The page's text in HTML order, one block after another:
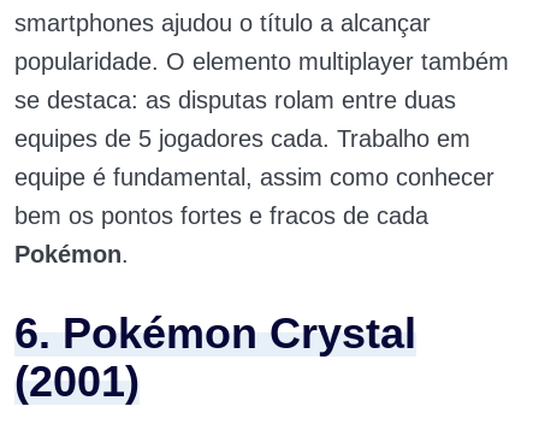
smartphones ajudou o título a alcançar
popularidade. O elemento multiplayer também
se destaca: as disputas rolam entre duas
equipes de 5 jogadores cada. Trabalho em
equipe é fundamental, assim como conhecer
bem os pontos fortes e fracos de cada
Pokémon.
6. Pokémon Crystal
(2001)